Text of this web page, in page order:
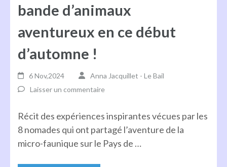
bande d’animaux
aventureux en ce début
d’automne !
6 Nov,2024
Anna Jacquillet - Le Bail
Laisser un commentaire
Récit des expériences inspirantes vécues par les
8 nomades qui ont partagé l’aventure de la
micro-faunique sur le Pays de …